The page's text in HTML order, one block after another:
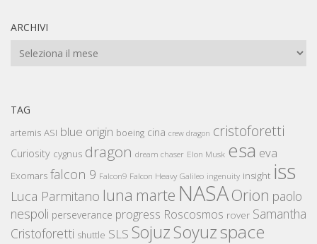
ARCHIVI
Archivi
TAG
artemis ASI blue origin boeing cina crew dragon cristoforetti
Curiosity cygnus dragon dream chaser Elon Musk esa eva
Exomars falcon 9 Falcon9 Falcon Heavy Galileo ingenuity insight iss
Luca Parmitano luna marte NASAOrion paolo
nespoli perseverance progress Roscosmos rover Samantha
Cristoforetti shuttle SLS SojuzSoyuzspace